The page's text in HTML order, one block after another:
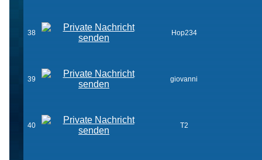
38 Hop234
39 giovanni
40 T2